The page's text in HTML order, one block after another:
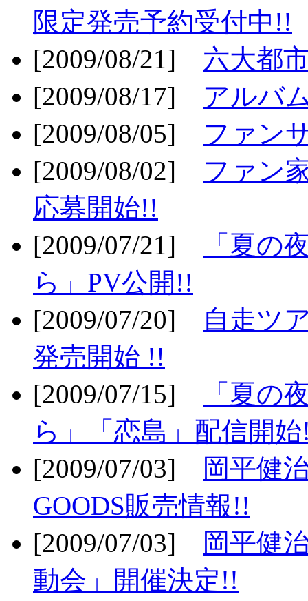
限定発売予約受付中!!
[2009/08/21] 六大都
[2009/08/17] アルバ
[2009/08/05] ファン
[2009/08/02] ファン
応募開始!!
[2009/07/21]
「夏の
ら」PV公開!!
[2009/07/20]
自走ツ
発売開始 !!
[2009/07/15]
「夏の
ら」「恋島」配信開
[2009/07/03]
岡平健
GOODS販売情報!!
[2009/07/03]
岡平健
動会」開催決定!!